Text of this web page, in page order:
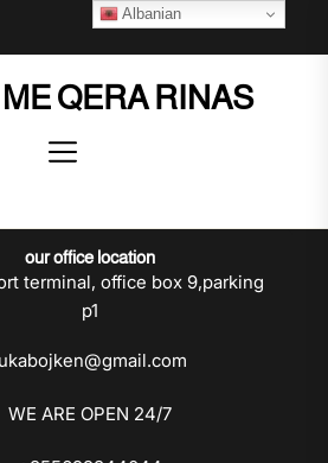
QERA RINAS
our office location
terminal, office box 9,parking
p1
WE ARE OPEN 24/7
Albanian